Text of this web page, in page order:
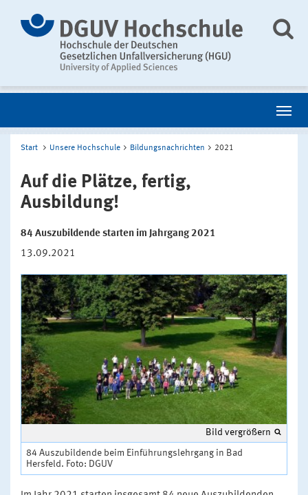
Start Unsere Hochschule Bildungsnachrichten 2021
Auf die Plätze, fertig,
Ausbildung!
84 Auszubildende starten im Jahrgang 2021
13.09.2021
Bild vergrößern
84 Auszubildende beim Einführungslehrgang in Bad
Hersfeld. Foto: DGUV